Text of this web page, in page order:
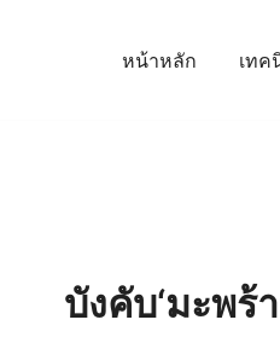
หน้าหลัก เทค
บังคับ‘มะพร้